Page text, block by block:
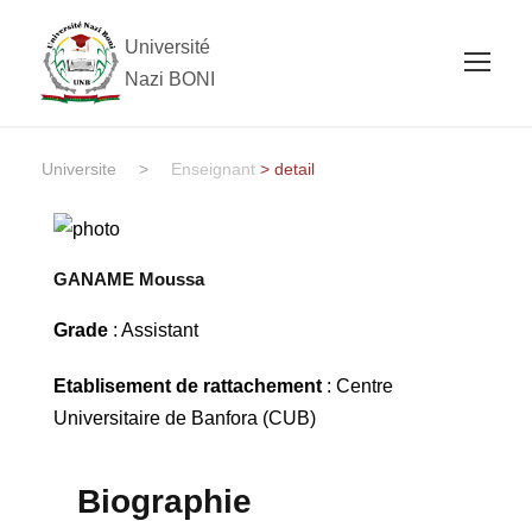
Université
Nazi BONI
Universite > Enseignant > detail
GANAME Moussa
Grade: Assistant
Etablisement de rattachement: Centre
Universitaire de Banfora (CUB)
Biographie